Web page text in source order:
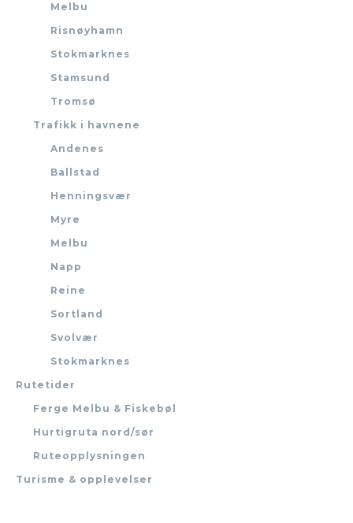
Melbu
Risnøyhamn
Stokmarknes
Stamsund
Tromsø
Trafikk i havnene
Andenes
Ballstad
Henningsvær
Myre
Melbu
Napp
Reine
Sortland
Svolvær
Stokmarknes
Rutetider
Ferge Melbu & Fiskebøl
Hurtigruta nord/sør
Ruteopplysningen
Turisme & opplevelser